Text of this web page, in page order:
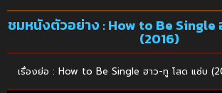
ชมหนังตัวอย่าง : How to Be Single
(2016)
เรื่องย่อ : How to Be Single ฮาว-ทู โสด แซ่บ